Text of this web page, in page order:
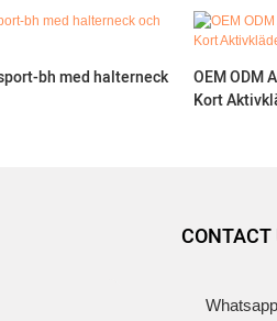
bh med halterneck
OEM ODM
Kort
CONTACT